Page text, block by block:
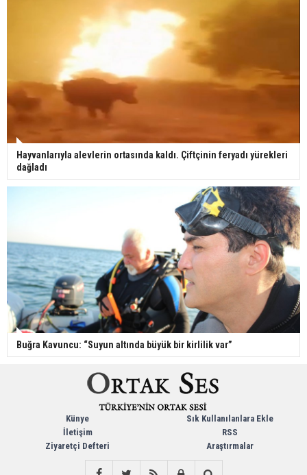
Hayvanlarıyla alevlerin ortasında kaldı. Çiftçinin feryadı yürekleri
dağladı
Buğra Kavuncu: “Suyun altında büyük bir kirlilik var”
Künye
İletişim
Ziyaretçi Defteri
Sık Kullanılanlara Ekle
RSS
Araştırmalar